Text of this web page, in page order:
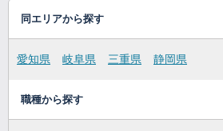
同エリアから探す
愛知県 岐阜県 三重県 静岡県
職種から探す